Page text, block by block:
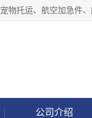
公司介绍